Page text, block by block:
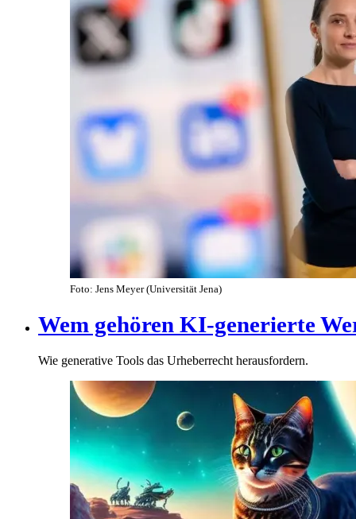
Foto: Jens Meyer (Universität Jena)
Wem gehören KI-generierte
Wie generative Tools das Urheberrecht herausfordern.